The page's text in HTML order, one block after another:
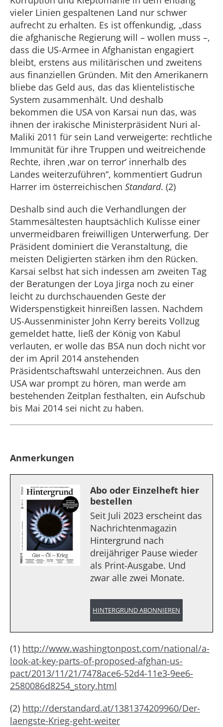
vieler Linien gespaltenen Land nur schwer
aufrecht zu erhalten. Es ist offenkundig, „dass
die afghanische Regierung will – wollen muss –,
dass die US-Armee in Afghanistan engagiert
bleibt, erstens aus militärischen und zweitens
aus finanziellen Gründen. Mit den Amerikanern
bliebe das Geld aus, das das klientelistische
System zusammenhält. Und deshalb
bekommen die USA von Karsai nun das, was
ihnen der irakische Ministerpräsident Nuri al-
Maliki 2011 für sein Land verweigerte: rechtliche
Immunität für ihre Truppen und weitreichende
Rechte, ihren ‚war on terror‘ innerhalb des
Landes weiterzuführen“, kommentiert Gudrun
Harrer im österreichischen Standard. (2)
Deshalb sind auch die Verhandlungen der
Stammesältesten hauptsächlich Kulisse einer
unvermeidbaren freiwilligen Unterwerfung. Der
Präsident dominiert die Veranstaltung, die
meisten Deligierten stärken ihm den Rücken.
Karsai selbst hat sich indessen am zweiten Tag
der Beratungen der Loya Jirga noch zu einer
leicht zu durchschauenden Geste der
Widerspenstigkeit hinreißen lassen. Nachdem
US-Aussenminister John Kerry bereits Vollzug
gemeldet hatte, ließ der König von Kabul
verlauten, er wolle das BSA nun doch nicht vor
der im April 2014 anstehenden
Präsidentschaftswahl unterzeichnen. Aus den
USA war prompt zu hören, man werde am
bestehenden Zeitplan festhalten, ein Aufschub
bis Mai 2014 sei nicht zu haben.
Anmerkungen
Abo oder Einzelheft hier
bestellen
Seit Juli 2023 erscheint das
Nachrichtenmagazin
Hintergrund nach
dreijähriger Pause wieder
als Print-Ausgabe. Und
zwar alle zwei Monate.
HINTERGRUND ABONNIEREN
(1) http://www.washingtonpost.com/national/a-
look-at-key-parts-of-proposed-afghan-us-
pact/2013/11/21/7478ace6-52d4-11e3-9ee6-
2580086d8254_story.html
(2) http://derstandard.at/1381374209960/Der-
laengste-Krieg-geht-weiter